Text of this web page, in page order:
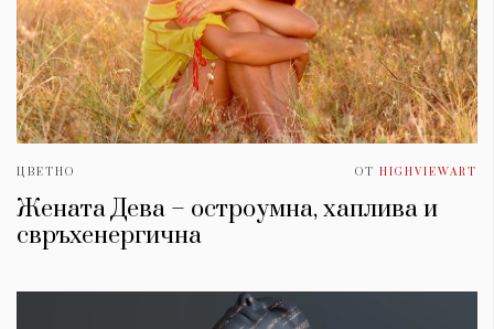
ЦВЕТНО ОТ HIGHVIEWART
Жената Дева – остроумна, хаплива и
свръхенергична